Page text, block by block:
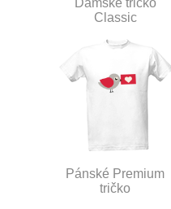
Classic
Pánské Premium
tričko